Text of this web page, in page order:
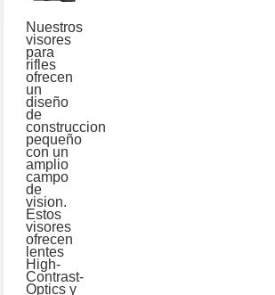
Nuestros
visores
para
rifles
ofrecen
un
diseño
de
construccion
pequeño
con un
amplio
campo
de
vision.
Estos
visores
ofrecen
lentes
High-
Contrast-
Optics y